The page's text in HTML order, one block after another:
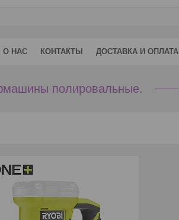
О НАС КОНТАКТЫ ДОСТАВКА И ОПЛАТА
полировальные.